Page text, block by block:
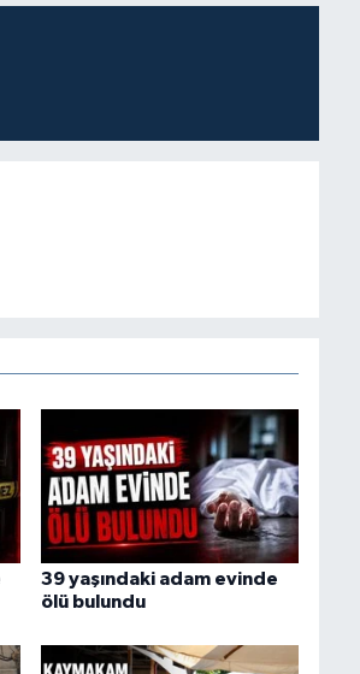
39 yaşındaki adam evinde
ölü bulundu